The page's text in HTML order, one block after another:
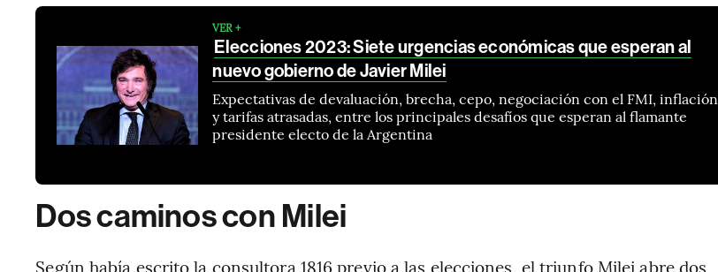
VER +
Elecciones 2023: Siete urgencias económicas que esperan al
nuevo gobierno de Javier Milei
Expectativas de devaluación, brecha, cepo, negociación con el FMI, inflación
y tarifas atrasadas, entre los principales desafíos que esperan al flamante
presidente electo de la Argentina
Dos caminos con Milei
Según había escrito la consultora 1816 previo a las elecciones, el triunfo Milei abre dos